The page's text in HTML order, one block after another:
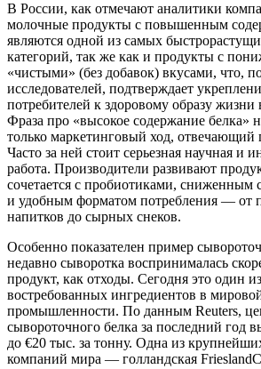
В России, как отмечают аналитики
молочные продукты с повышенным
являются одной из самых
категорий, так же как и продукты с
«чистыми» (без добавок) вкусами, что,
исследователей, подтверждает
потребителей к здоровому образу жизни
Фраза про «высокое содержание белка»
только маркетинговый ход, отвечающий
Часто за ней стоит серьезная научная и
работа. Производители развивают
сочетается с пробиотиками, сниженным
и удобным форматом потребления — от
напитков до сырных снеков.
Особенно показателен пример
недавно сыворотка воспринималась
продукт, как отходы. Сегодня это один
востребованных ингредиентов в
промышленности. По данным Reuters,
сывороточного белка за последний год
до €20 тыс. за тонну. Одна из
компаний мира — голландская